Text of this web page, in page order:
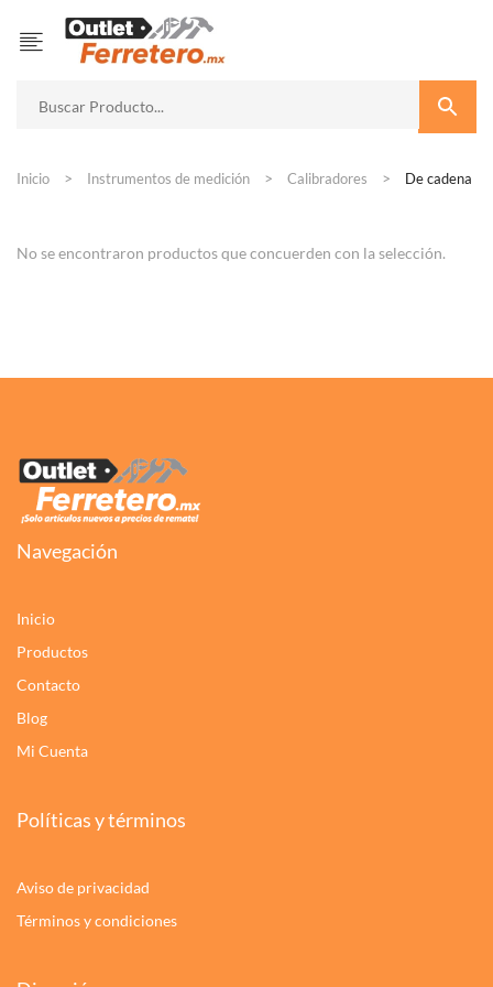
Inicio Instrumentos de medición Calibradores De cadena
No se encontraron productos que concuerden con la selección.
Navegación
Inicio
Productos
Contacto
Blog
Mi Cuenta
Políticas y términos
Aviso de privacidad
Términos y condiciones